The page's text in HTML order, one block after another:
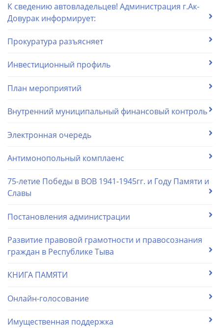
К сведению автовладельцев! Администрация г.Ак-
Довурак информирует:
Прокуратура разъясняет
Инвестиционный профиль
План мероприятий
Внутренний муниципальный финансовый контроль
Электронная очередь
Антимонопольный комплаенс
75-летие Победы в ВОВ 1941-1945гг. и Году Памяти и
Славы
Постановления администрации
Развитие правовой грамотности и правосознания
граждан в Республике Тыва
КНИГА ПАМЯТИ
Онлайн-голосование
Имущественная поддержка